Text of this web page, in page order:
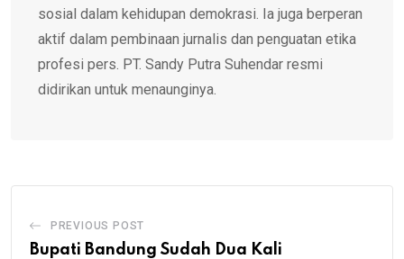
sosial dalam kehidupan demokrasi. Ia juga berperan
aktif dalam pembinaan jurnalis dan penguatan etika
profesi pers. PT. Sandy Putra Suhendar resmi
didirikan untuk menaunginya.
PREVIOUS POST
Bupati Bandung Sudah Dua Kali